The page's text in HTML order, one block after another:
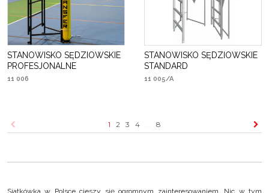
STANOWISKO SĘDZIOWSKIE
PROFESJONALNE
11 006
STANOWISKO SĘDZIOWSKIE
STANDARD
11 005/A
1 2 3 4 8
Siatkówka w Polsce cieszy się ogromnym zainteresowaniem. Nic w tym